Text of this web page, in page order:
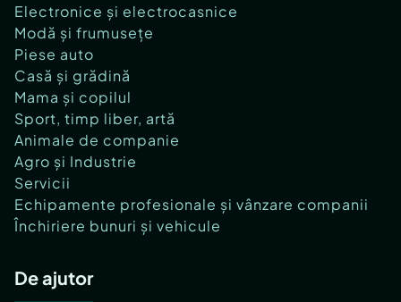
Electronice și electrocasnice
Modă și frumusețe
Piese auto
Casă și grădină
Mama și copilul
Sport, timp liber, artă
Animale de companie
Agro și Industrie
Servicii
Echipamente profesionale și vânzare companii
Închiriere bunuri și vehicule
De ajutor